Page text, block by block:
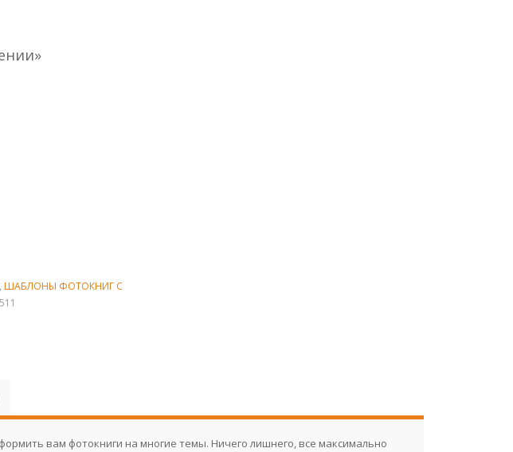
, ШАБЛОНЫ ФОТОКНИГ С
вам фотокниги на многие темы. Ничего лишнего, все максимально